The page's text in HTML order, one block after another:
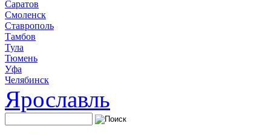
Саратов
Смоленск
Ставрополь
Тамбов
Тула
Тюмень
Уфа
Челябинск
Ярославль